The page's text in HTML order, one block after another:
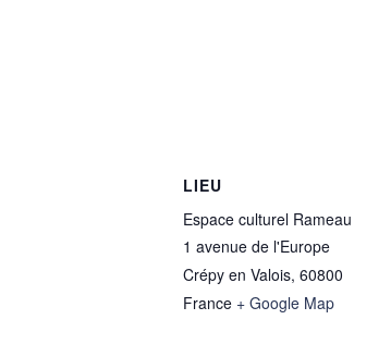
LIEU
Espace culturel Rameau
1 avenue de l'Europe
Crépy en Valois, 60800
France + Google Map